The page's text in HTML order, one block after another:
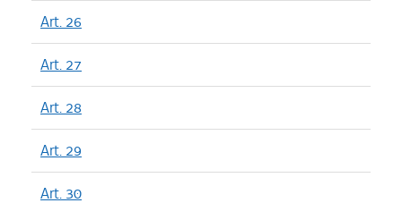
Art. 26
Art. 27
Art. 28
Art. 29
Art. 30